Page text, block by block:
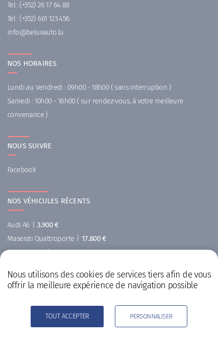
Tel : (+352) 26 17 64 88
Tel : (+352) 661 123 456
ul.otuax
uleb@of
ni
NOS HORAIRES
Lundi au Vendredi : 09h00 - 18h00 ( sans interruption )
Samedi : 10h00 - 16h00 ( sur rendez-vous, à votre meilleure
convenance )
NOUS SUIVRE
Facebook
NOS VÉHICULES RÉCENTS
Audi A6
3.900 €
Maserati Quattroporte
17.800 €
MINI Cooper | 5.900 €
Renault Koleos | 6.900 €
Nous utilisons des cookies de services tiers afin de vous
offrir la meilleure expérience de navigation possible
TOUT ACCEPTER PERSONNALISER